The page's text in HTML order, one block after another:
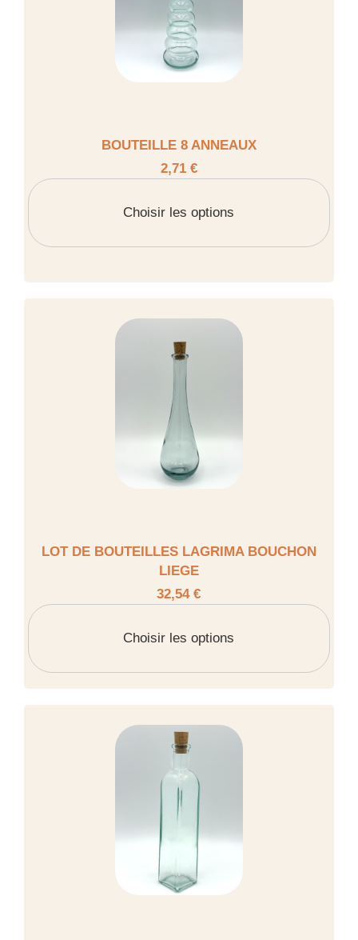
BOUTEILLE 8 ANNEAUX
2,71 €
Choisir les options
LOT DE BOUTEILLES LAGRIMA BOUCHON
LIEGE
32,54 €
Choisir les options